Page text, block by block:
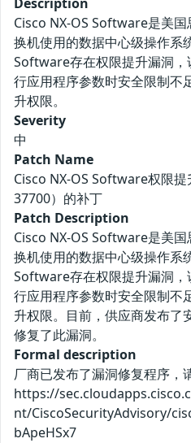
Cisco NX-OS Software是美
换机使用的数据中心级操作系
Software存在权限提升漏洞
行应用程序参数时安全限制不
升权限。
Severity
中
Patch Name
Cisco NX-OS Software权限
37700）的补丁
Patch Description
Cisco NX-OS Software是美
换机使用的数据中心级操作系
Software存在权限提升漏洞
行应用程序参数时安全限制不
升权限。目前，供应商发布了
修复了此漏洞。
Formal description
厂商已发布了漏洞修复程序，
https://
nt/CiscoSecurityAdvisory/
bApeHSx7